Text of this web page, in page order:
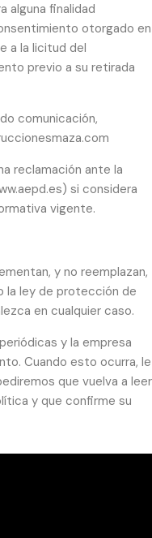
alguna finalidad
otorgado en
a la licitud del
previo a su retirada
comunicación,
reclamación ante la
si considera
vigente.
y no reemplazan,
la ley de protección de
en cualquier caso.
y la empresa
Cuando esto ocurra, le
que vuelva a leer
y que confirme su